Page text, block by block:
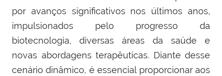
por avanços significativos nos últimos anos,
impulsionados pelo progresso da
biotecnologia, diversas áreas da saúde e
novas abordagens terapêuticas. Diante desse
cenário dinâmico, é essencial proporcionar aos